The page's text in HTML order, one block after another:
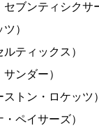
ブンティシクサ
）
ティックス）
ンダー）
トン・ロケッツ）
ペイサーズ）